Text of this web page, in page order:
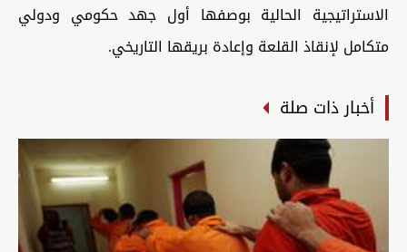
الاستراتيجية الحالية بوصفها أول جهد حكومي ودولي
متكامل لإنقاذ القلعة وإعادة بريقها التاريخي.
أخبار ذات صلة